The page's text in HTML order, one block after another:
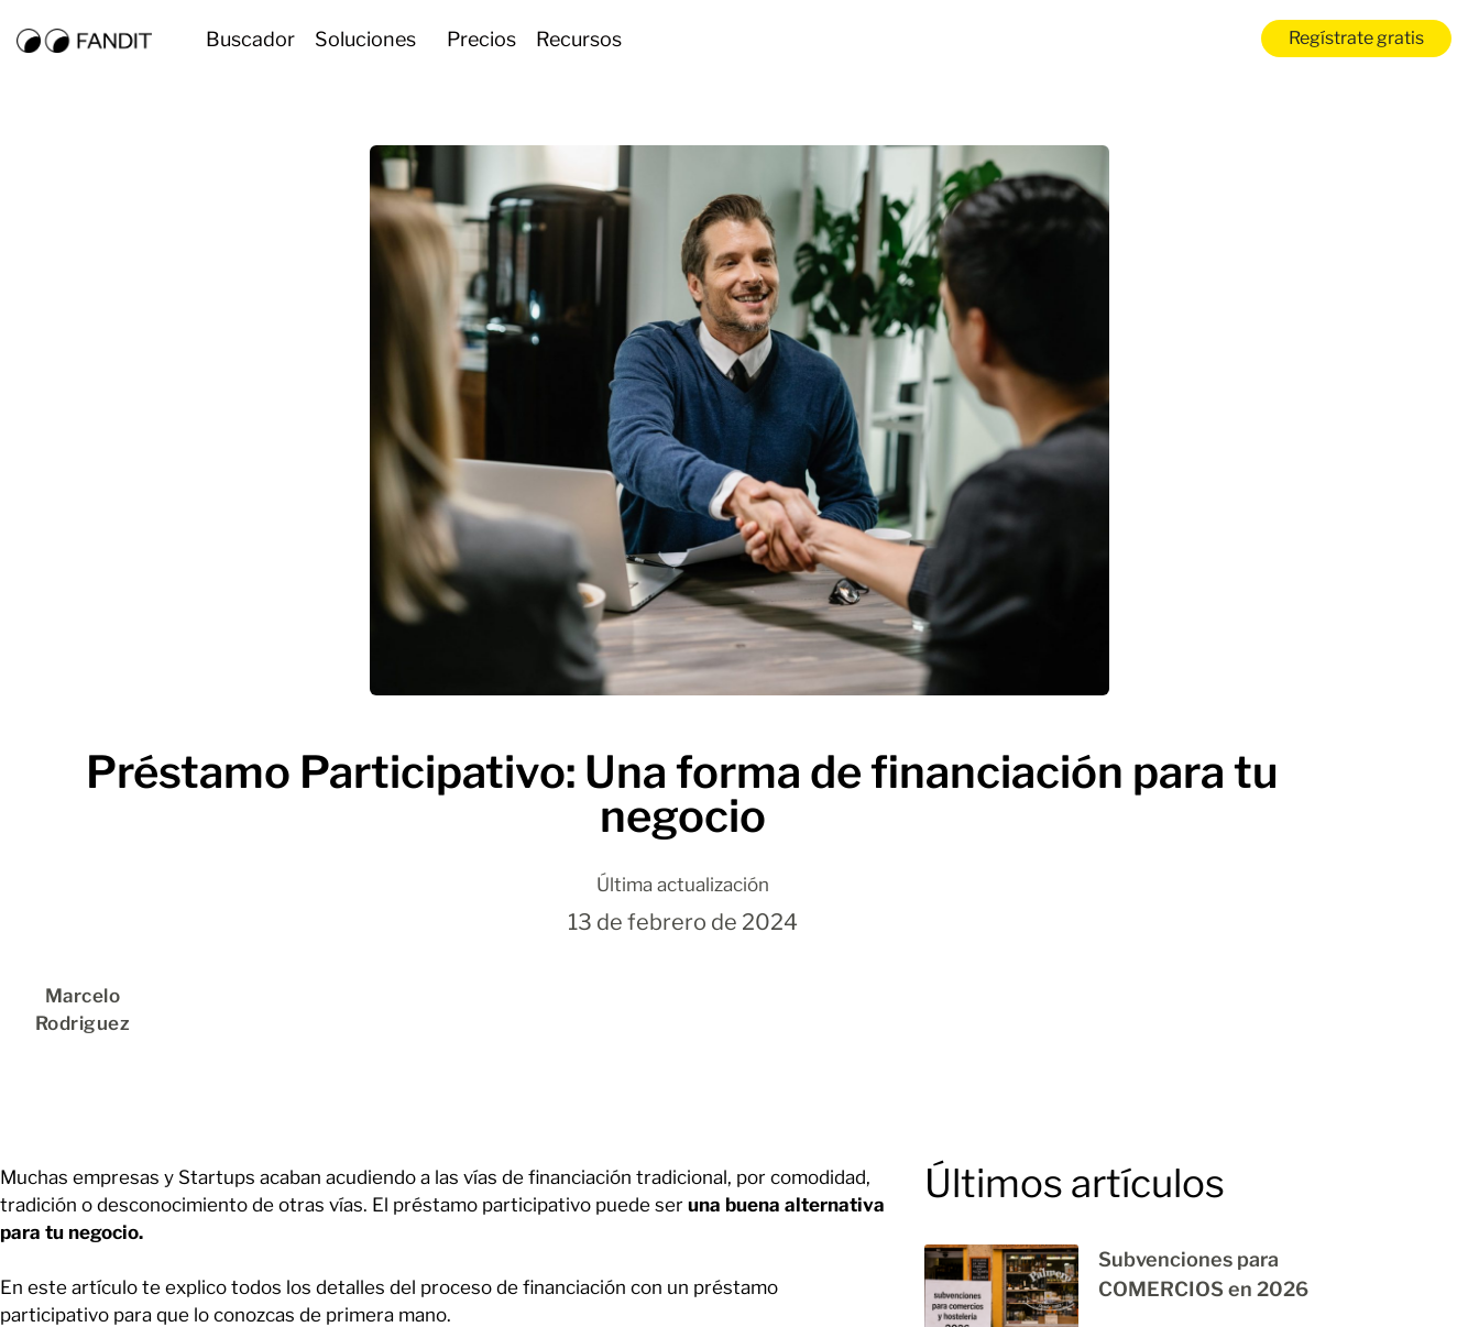
Buscador Soluciones Precios Recursos Regístrate gratis
Préstamo Participativo: Una forma de financiación para tu
negocio
Última actualización
13 de febrero de 2024
Marcelo
Rodriguez
Muchas empresas y Startups acaban acudiendo a las vías de financiación tradicional, por comodidad,
tradición o desconocimiento de otras vías. El préstamo participativo puede ser una buena alternativa
para tu negocio.
En este artículo te explico todos los detalles del proceso de financiación con un préstamo
participativo para que lo conozcas de primera mano.
Últimos artículos
Subvenciones para
COMERCIOS en 2026